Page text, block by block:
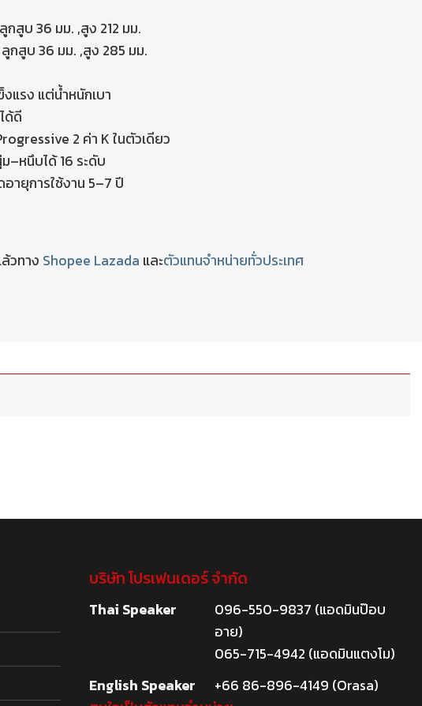
กสูบ 36 มม. ,สูง 212 มม.
กสูบ 36 มม. ,สูง 285 มม.
แรง แต่น้ำหนักเบา
ด้ดี
2 ค่า K ในตัวเดียว
–หนึบได้ 16 ระดับ
ายุการใช้งาน 5–7 ปี
วทาง Shopee Lazada และตัวแทนจำหน่ายทั่วประเทศ
บริษัท โปรเฟนเดอร์ จำกัด
Thai Speaker
096-550-9837 (แอดมินป๊อบ
อาย)
065-715-4942 (แอดมินแตงโม)
English Speaker
+66 86-896-4149 (Orasa)